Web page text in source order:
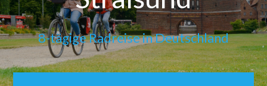
8-tägige Radreise in Deutschland